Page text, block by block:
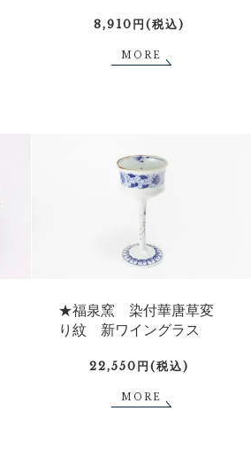
8,910円(税込)
MORE
★福泉窯 染付華唐草変
り紋 新ワイングラス
22,550円(税込)
MORE